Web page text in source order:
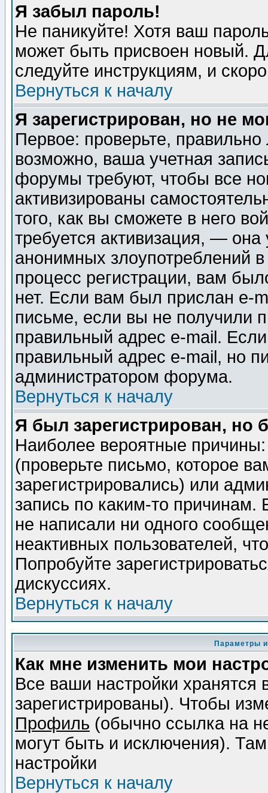
Я забыл пароль!
Не паникуйте! Хотя ваш
может быть присвоен новый.
следуйте инструкциям, и
Вернуться к началу
Я зарегистрирован, но не
Первое: проверьте,
возможно, ваша учетная
форумы требуют, чтобы все
активизированы
того, как вы сможете в него
требуется активизация, —
анонимных злоупотреблений
процесс регистрации, вам
нет. Если вам был прислан e-
письме, если вы не получили
правильный адрес e-mail.
правильный адрес e-mail, но
администратором форума.
Вернуться к началу
Я был зарегистрирован, но
Наиболее вероятные
(проверьте письмо, которое
зарегистрировались) или
запись по каким-то
не написали ни одного
неактивных пользователей,
Попробуйте
дискуссиях.
Вернуться к началу
Параметры
Как мне изменить мои
Все ваши настройки
зарегистрированы). Чтобы
Профиль (обычно ссылка на
могут быть и исключения).
настройки
Вернуться к началу